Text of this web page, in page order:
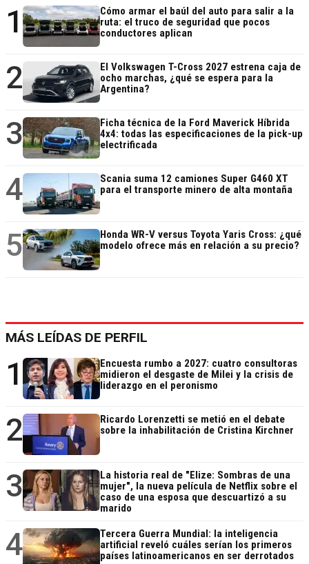
1
Cómo armar el baúl del auto para salir a la
ruta: el truco de seguridad que pocos
conductores aplican
2
El Volkswagen T-Cross 2027 estrena caja de
ocho marchas, ¿qué se espera para la
Argentina?
3
Ficha técnica de la Ford Maverick Híbrida
4x4: todas las especificaciones de la pick-up
electrificada
4
Scania suma 12 camiones Super G460 XT
para el transporte minero de alta montaña
5
Honda WR-V versus Toyota Yaris Cross: ¿qué
modelo ofrece más en relación a su precio?
MÁS LEÍDAS DE PERFIL
1
Encuesta rumbo a 2027: cuatro consultoras
midieron el desgaste de Milei y la crisis de
liderazgo en el peronismo
2
Ricardo Lorenzetti se metió en el debate
sobre la inhabilitación de Cristina Kirchner
3
La historia real de "Elize: Sombras de una
mujer", la nueva película de Netflix sobre el
caso de una esposa que descuartizó a su
marido
4
Tercera Guerra Mundial: la inteligencia
artificial reveló cuáles serían los primeros
países latinoamericanos en ser derrotados